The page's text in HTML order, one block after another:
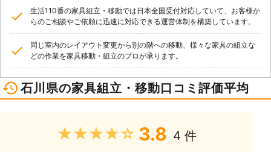
生活110番の家具組立・移動では日本全国受付対応していて、お客様か
らのご相談やご依頼に迅速に対応できる運営体制を構築しています。
同じ室内のレイアウト変更から別の階への移動、様々な家具の組立な
どの作業を家具移動・組立のプロが承ります。
石川県の家具組立・移動口コミ評価平均
★★★★★ 3.8 4 件